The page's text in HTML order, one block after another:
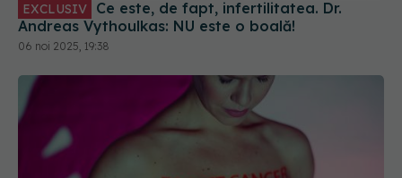
EXCLUSIV
Andreas Vythoulkas: NU este o boală!
06 noi 2025, 19:38